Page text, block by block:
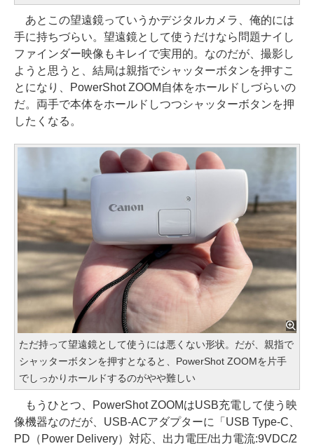
あとこの望遠鏡っていうかデジタルカメラ、俺的には
手に持ちづらい。望遠鏡として使うだけなら問題ナイし
ファインダー映像もキレイで実用的。なのだが、撮影し
ようと思うと、結局は親指でシャッターボタンを押すこ
とになり、PowerShot ZOOM自体をホールドしづらいの
だ。両手で本体をホールドしつつシャッターボタンを押
したくなる。
ただ持って望遠鏡として使うには悪くない形状。だが、親指で
シャッターボタンを押すとなると、PowerShot ZOOMを片手
でしっかりホールドするのがやや難しい
もうひとつ、PowerShot ZOOMはUSB充電して使う映
像機器なのだが、USB-ACアダプターに「USB Type-C、
PD（Power Delivery）対応、出力電圧/出力電流:9VDC/2